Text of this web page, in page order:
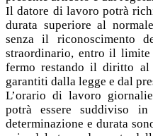
Il datore di lavoro potrà
durata superiore al
senza il riconoscimento
straordinario, entro il limite
fermo restando il diritto al
garantiti dalla legge e dal
L’orario di lavoro
potrà essere suddiviso
determinazione e durata